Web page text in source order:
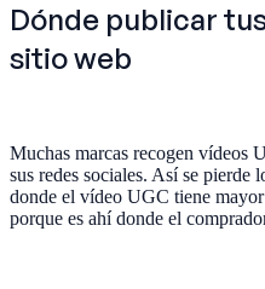
Dónde publicar
sitio web
Muchas marcas recogen vídeos
sus redes sociales. Así se pierde
donde el vídeo UGC tiene
porque es ahí donde el